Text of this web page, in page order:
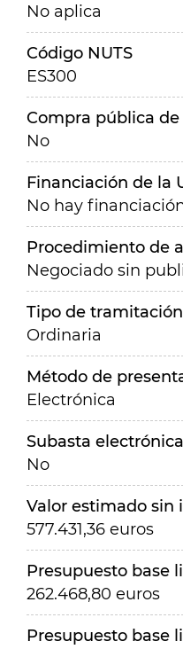
No aplica
Código NUTS
ES300
Compra pública
No
Financiación de la
No hay
Procedimiento de
Negociado sin
Tipo de tramitación
Ordinaria
Método de
Electrónica
Subasta electrónica
No
Valor estimado sin
577.431,36 euros
Presupuesto base
262.468,80 euros
Presupuesto base